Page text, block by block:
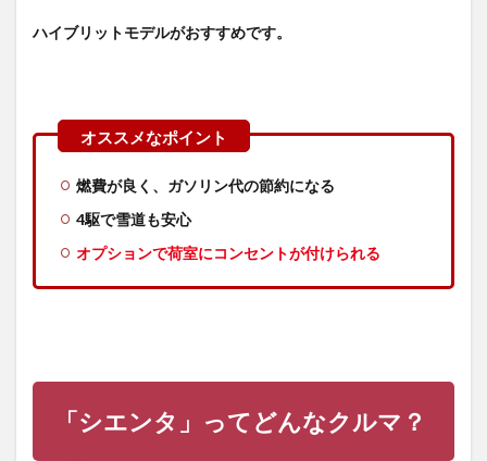
ハイブリットモデルがおすすめです。
燃費が良く、ガソリン代の節約になる
4駆で雪道も安心
オプションで荷室にコンセントが付けられる
「シエンタ」ってどんなクルマ？